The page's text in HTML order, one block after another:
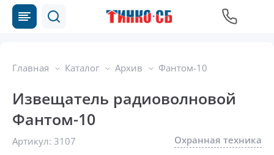
Главная Каталог Архив Фантом-10
Извещатель радиоволновой
Фантом-10
Артикул: 3107 Охранная техника